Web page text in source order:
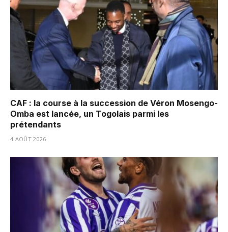
CAF : la course à la succession de Véron Mosengo-
Omba est lancée, un Togolais parmi les
prétendants
4 AOÛT 2026